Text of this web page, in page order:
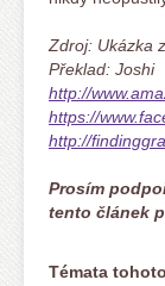
Zdroj: Ukázka
Překlad: Joshi
http://
https://
http://
Prosím
tento článek
Témata